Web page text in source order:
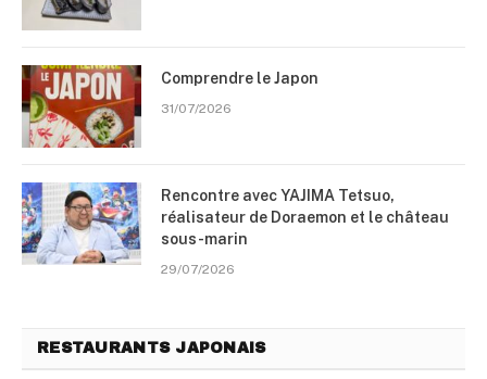
Comprendre le Japon
31/07/2026
Rencontre avec YAJIMA Tetsuo,
réalisateur de Doraemon et le château
sous-marin
29/07/2026
RESTAURANTS JAPONAIS